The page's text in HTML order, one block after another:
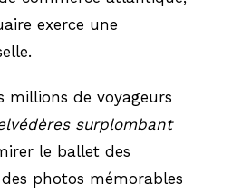
exerce une
millions de voyageurs
surplombant
le ballet des
photos mémorables